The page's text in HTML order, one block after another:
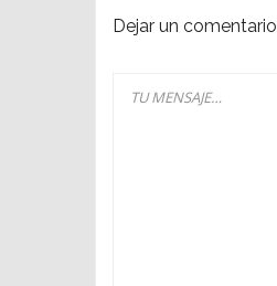
Dejar un comentario